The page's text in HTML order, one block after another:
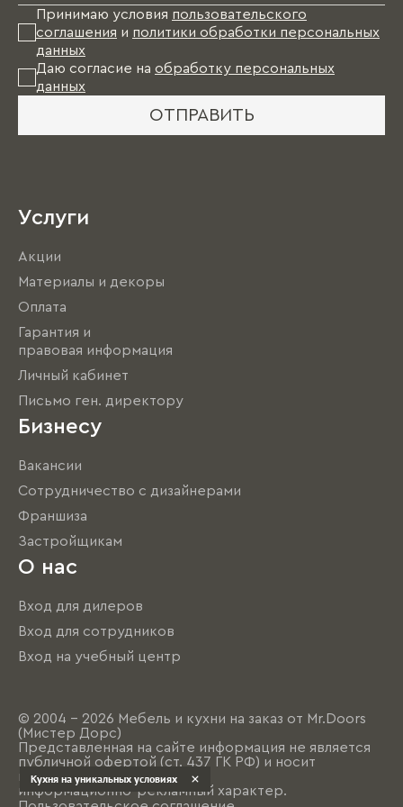
Принимаю условия пользовательского
соглашения и политики обработки персональных
данных
Даю согласие на обработку персональных
данных
ОТПРАВИТЬ
Услуги
Акции
Материалы и декоры
Оплата
Гарантия и
правовая информация
Личный кабинет
Письмо ген. директору
Бизнесу
Вакансии
Сотрудничество с дизайнерами
Франшиза
Застройщикам
О нас
Вход для дилеров
Вход для сотрудников
Вход на учебный центр
© 2004 - 2026 Мебель и кухни на заказ от Mr.Doors
(Мистер Дорс)
Представленная на сайте информация не является
публичной офертой (ст. 437 ГК РФ) и носит
исключительно
информационно-рекламный характер.
Кухня на уникальных условиях